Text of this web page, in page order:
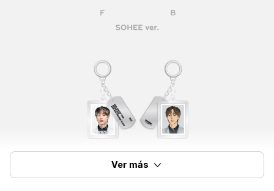
Ver más